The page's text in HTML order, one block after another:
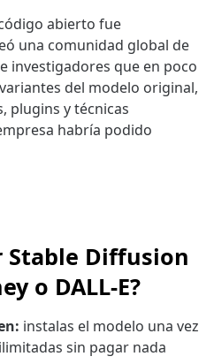
abierto fue
una comunidad global de
investigadores que en poco
del modelo original,
plugins y técnicas
habría podido
Stable Diffusion
o DALL-E?
instalas el modelo una vez
sin pagar nada